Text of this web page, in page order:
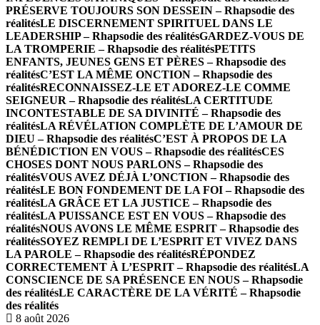
PRÉSERVE TOUJOURS SON DESSEIN – Rhapsodie des
réalitésLE DISCERNEMENT SPIRITUEL DANS LE
LEADERSHIP – Rhapsodie des réalitésGARDEZ-VOUS DE
LA TROMPERIE – Rhapsodie des réalitésPETITS
ENFANTS, JEUNES GENS ET PÈRES – Rhapsodie des
réalitésC’EST LA MÊME ONCTION – Rhapsodie des
réalitésRECONNAISSEZ-LE ET ADOREZ-LE COMME
SEIGNEUR – Rhapsodie des réalitésLA CERTITUDE
INCONTESTABLE DE SA DIVINITÉ – Rhapsodie des
réalitésLA RÉVÉLATION COMPLÈTE DE L’AMOUR DE
DIEU – Rhapsodie des réalitésC’EST À PROPOS DE LA
BÉNÉDICTION EN VOUS – Rhapsodie des réalitésCES
CHOSES DONT NOUS PARLONS – Rhapsodie des
réalitésVOUS AVEZ DÉJÀ L’ONCTION – Rhapsodie des
réalitésLE BON FONDEMENT DE LA FOI – Rhapsodie des
réalitésLA GRÂCE ET LA JUSTICE – Rhapsodie des
réalitésLA PUISSANCE EST EN VOUS – Rhapsodie des
réalitésNOUS AVONS LE MÊME ESPRIT – Rhapsodie des
réalitésSOYEZ REMPLI DE L’ESPRIT ET VIVEZ DANS
LA PAROLE – Rhapsodie des réalitésRÉPONDEZ
CORRECTEMENT À L’ESPRIT – Rhapsodie des réalitésLA
CONSCIENCE DE SA PRÉSENCE EN NOUS – Rhapsodie
des réalitésLE CARACTÈRE DE LA VÉRITÉ – Rhapsodie
des réalités
8 août 2026